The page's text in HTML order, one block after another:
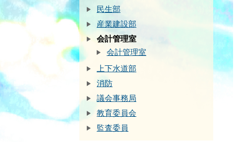
民生部
産業建設部
会計管理室
会計管理室
上下水道部
消防
議会事務局
教育委員会
監査委員